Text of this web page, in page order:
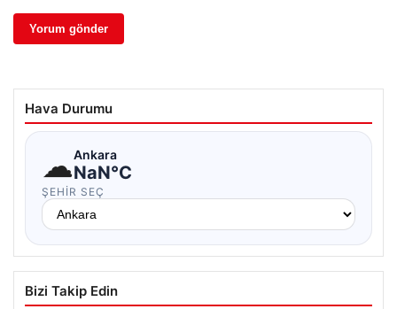
Hava Durumu
☁Ankara
NaN°C
ŞEHIR SEÇ
Bizi Takip Edin